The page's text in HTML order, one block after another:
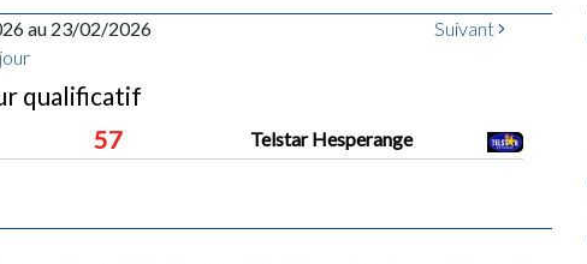
au 23/02/2026
Suivant
qualificatif
57 Telstar Hesperange